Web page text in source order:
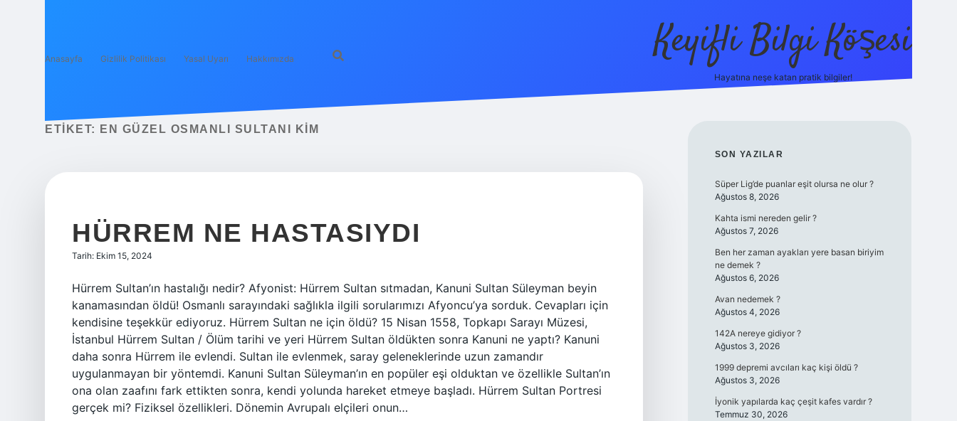
Anasayfa Gizlilik Politikası Yasal Uyarı Hakkımızda Keyifli Bilgi Köşesi
Hayatına neşe katan pratik bilgiler!
ETIKET: EN GÜZEL OSMANLI SULTANI KIM
HÜRREM NE HASTASIYDI
Tarih: Ekim 15, 2024
Hürrem Sultan’ın hastalığı nedir? Afyonist: Hürrem Sultan sıtmadan, Kanuni Sultan Süleyman beyin
kanamasından öldü! Osmanlı sarayındaki sağlıkla ilgili sorularımızı Afyoncu’ya sorduk. Cevapları için
kendisine teşekkür ediyoruz. Hürrem Sultan ne için öldü? 15 Nisan 1558, Topkapı Sarayı Müzesi,
İstanbul Hürrem Sultan / Ölüm tarihi ve yeri Hürrem Sultan öldükten sonra Kanuni ne yaptı? Kanuni
daha sonra Hürrem ile evlendi. Sultan ile evlenmek, saray geleneklerinde uzun zamandır
uygulanmayan bir yöntemdi. Kanuni Sultan Süleyman’ın en popüler eşi olduktan ve özellikle Sultan’ın
ona olan zaafını fark ettikten sonra, kendi yolunda hareket etmeye başladı. Hürrem Sultan Portresi
gerçek mi? Fiziksel özellikleri. Dönemin Avrupalı ​​elçileri onun…
SIDEBAR
SON YAZILAR
Süper Lig’de puanlar eşit olursa ne olur ?
Ağustos 8, 2026
Kahta ismi nereden gelir ?
Ağustos 7, 2026
Ben her zaman ayakları yere basan biriyim
ne demek ?
Ağustos 6, 2026
Avan nedemek ?
Ağustos 4, 2026
142A nereye gidiyor ?
Ağustos 3, 2026
1999 depremi avcıları kaç kişi öldü ?
Ağustos 3, 2026
İyonik yapılarda kaç çeşit kafes vardır ?
Temmuz 30, 2026